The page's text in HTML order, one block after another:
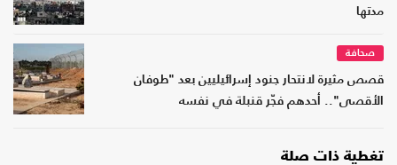
مدتها
صحافة
قصص مثيرة لانتحار جنود إسرائيليين بعد "طوفان
الأقصى".. أحدهم فجّر قنبلة في نفسه
تغطية ذات صلة